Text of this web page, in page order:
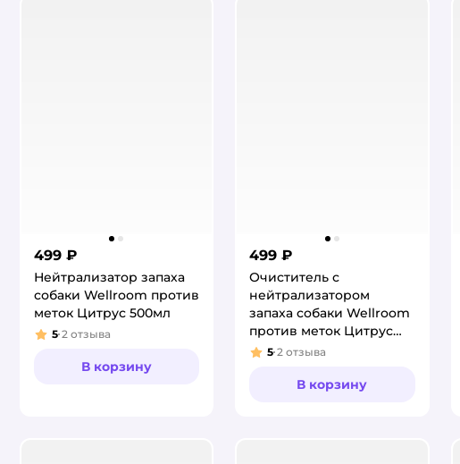
499 ₽
Нейтрализатор запаха
собаки Wellroom против
меток Цитрус 500мл
Рейтинг:
5 2 отзыва
В корзину
499 ₽
Очиститель с
нейтрализатором
запаха собаки Wellroom
против меток Цитрус
500мл
Рейтинг:
5 2 отзыва
В корзину